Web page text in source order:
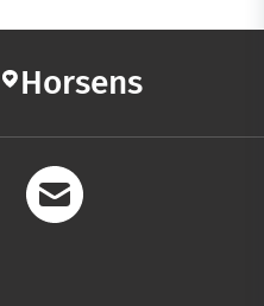
Horsens